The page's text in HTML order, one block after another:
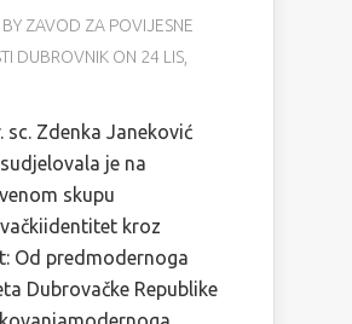
ZAVOD ZA POVIJESNE
DUBROVNIK ON 24 LIS,
sc. Zdenka Janeković
je na
skupu
kroz
Od predmodernoga
Dubrovačke Republike